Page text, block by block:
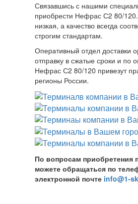
Связавшись с нашими
приобрести Нефрас С2 80/
низкая, а качество всегда
строгим стандартам.
Оперативный отдел доставки
отправку в сжатые сроки и по
Нефрас С2 80/120 привезут
регионы России.
По вопросам приобретения
можете обращаться по
электронной почте info@1-